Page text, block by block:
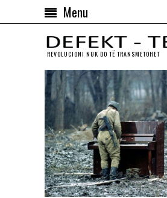
Menu
REVOLUCIONI NUK DO TЁ TRANSMETOHET